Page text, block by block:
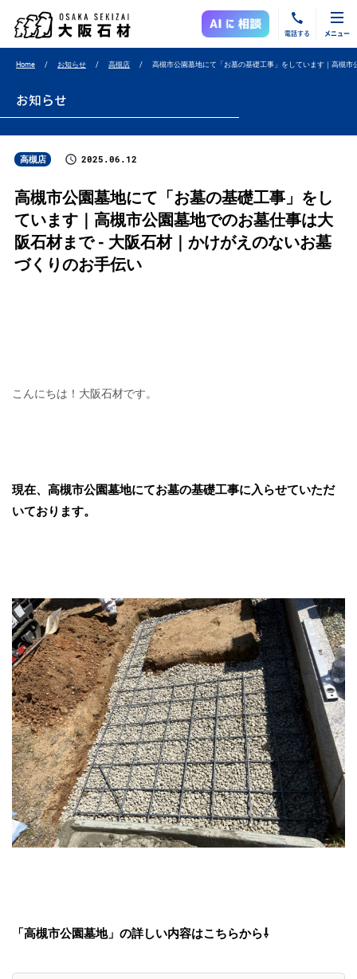
電話する メニュー
Home お知らせ 高槻店 高槻市公園墓地にて「お墓の基礎工事」をしています｜高槻市
お知らせ
高槻店 2025.06.12
高槻市公園墓地にて「お墓の基礎工事」をし
ています｜高槻市公園墓地でのお墓仕事は大
阪石材まで - 大阪石材｜かけがえのないお墓
づくりのお手伝い
こんにちは！大阪石材です。
現在、高槻市公園墓地にてお墓の基礎工事に入らせていただ
いております。
「高槻市公園墓地」の詳しい内容はこちらから⇩